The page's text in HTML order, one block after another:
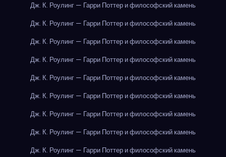
Дж. К. Роулинг — Гарри Поттер и философский камень
Дж. К. Роулинг — Гарри Поттер и философский камень
Дж. К. Роулинг — Гарри Поттер и философский камень
Дж. К. Роулинг — Гарри Поттер и философский камень
Дж. К. Роулинг — Гарри Поттер и философский камень
Дж. К. Роулинг — Гарри Поттер и философский камень
Дж. К. Роулинг — Гарри Поттер и философский камень
Дж. К. Роулинг — Гарри Поттер и философский камень
Дж. К. Роулинг — Гарри Поттер и философский камень